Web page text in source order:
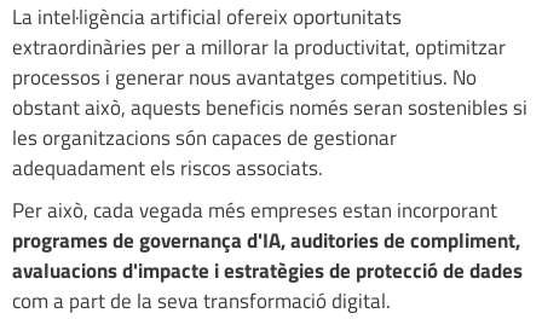
La intel·ligència artificial ofereix oportunitats
extraordinàries per a millorar la productivitat, optimitzar
processos i generar nous avantatges competitius. No
obstant això, aquests beneficis només seran sostenibles si
les organitzacions són capaces de gestionar
adequadament els riscos associats.
Per això, cada vegada més empreses estan incorporant
programes de governança d'IA, auditories de compliment,
avaluacions d'impacte i estratègies de protecció de dades
com a part de la seva transformació digital.